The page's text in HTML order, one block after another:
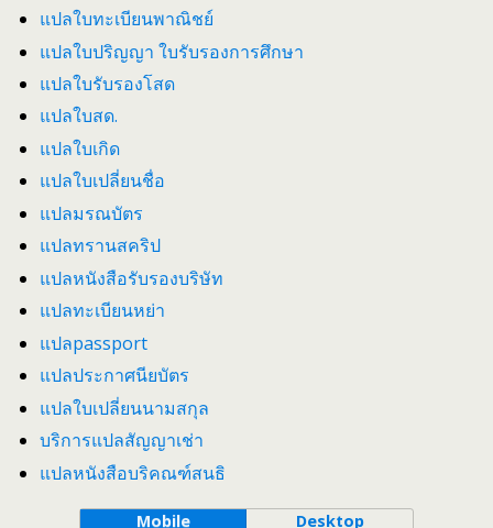
แปลใบทะเบียนพาณิชย์
แปลใบปริญญา ใบรับรองการศึกษา
แปลใบรับรองโสด
แปลใบสด.
แปลใบเกิด
แปลใบเปลี่ยนชื่อ
แปลมรณบัตร
แปลทรานสคริป
แปลหนังสือรับรองบริษัท
แปลทะเบียนหย่า
แปลpassport
แปลประกาศนียบัตร
แปลใบเปลี่ยนนามสกุล
บริการแปลสัญญาเช่า
แปลหนังสือบริคณฑ์สนธิ
Mobile Desktop